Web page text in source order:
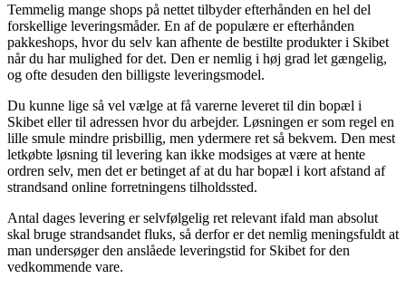
Temmelig mange shops på nettet tilbyder efterhånden en hel del
forskellige leveringsmåder. En af de populære er efterhånden
pakkeshops, hvor du selv kan afhente de bestilte produkter i Skibet
når du har mulighed for det. Den er nemlig i høj grad let gængelig,
og ofte desuden den billigste leveringsmodel.
Du kunne lige så vel vælge at få varerne leveret til din bopæl i
Skibet eller til adressen hvor du arbejder. Løsningen er som regel en
lille smule mindre prisbillig, men ydermere ret så bekvem. Den mest
letkøbte løsning til levering kan ikke modsiges at være at hente
ordren selv, men det er betinget af at du har bopæl i kort afstand af
strandsand online forretningens tilholdssted.
Antal dages levering er selvfølgelig ret relevant ifald man absolut
skal bruge strandsandet fluks, så derfor er det nemlig meningsfuldt at
man undersøger den anslåede leveringstid for Skibet for den
vedkommende vare.